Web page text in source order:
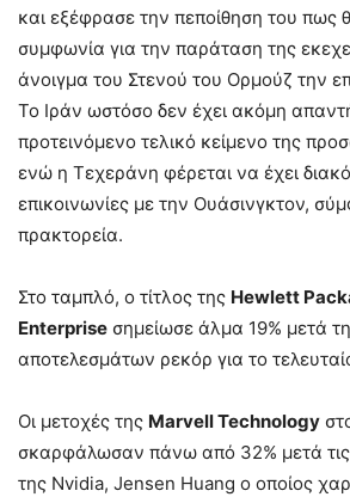
και εξέφρασε την πεποίθηση του πως
συμφωνία για την παράταση της
άνοιγμα του Στενού του Ορμούζ την
Το Ιράν ωστόσο δεν έχει ακόμη
προτεινόμενο τελικό κείμενο της
ενώ η Τεχεράνη φέρεται να έχει
επικοινωνίες με την Ουάσινγκτον,
πρακτορεία.
Στο ταμπλό, ο τίτλος της Hewlett
Enterprise σημείωσε άλμα 19% μετά
αποτελεσμάτων ρεκόρ για το
Οι μετοχές της Marvell Technology
σκαρφάλωσαν πάνω από 32% μετά τις
της Nvidia, Jensen Huang ο οποίος